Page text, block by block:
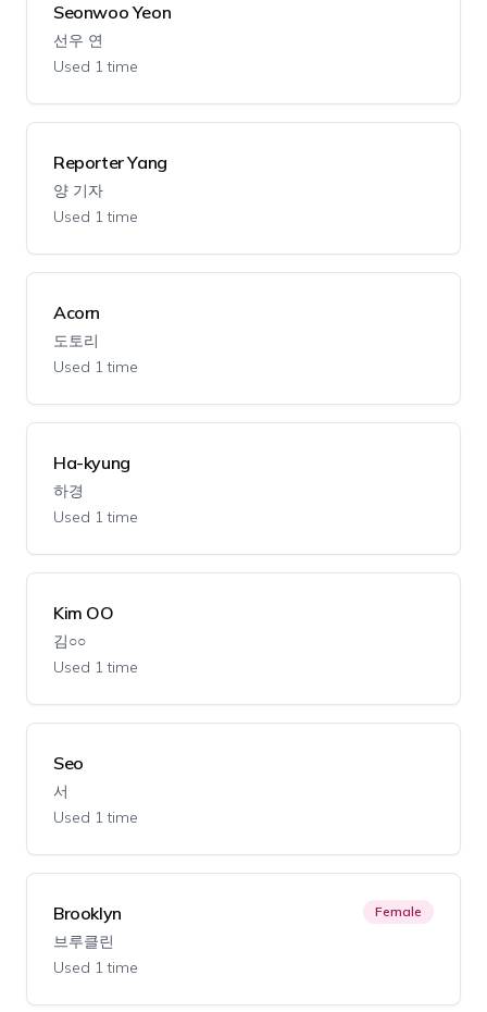
Seonwoo Yeon
선우 연
Used 1 time
Reporter Yang
양 기자
Used 1 time
Acorn
도토리
Used 1 time
Ha-kyung
하경
Used 1 time
Kim OO
김○○
Used 1 time
Seo
서
Used 1 time
Brooklyn
브루클린
Used 1 time
Female